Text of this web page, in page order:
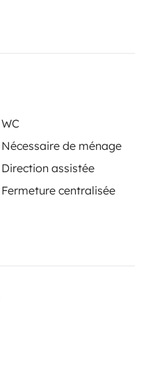
WC
Nécessaire de ménage
Direction assistée
Fermeture centralisée